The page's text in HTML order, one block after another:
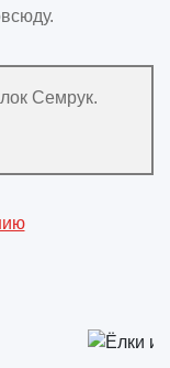
Семрук.